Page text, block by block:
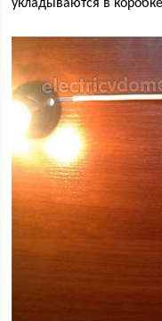
укладываются в